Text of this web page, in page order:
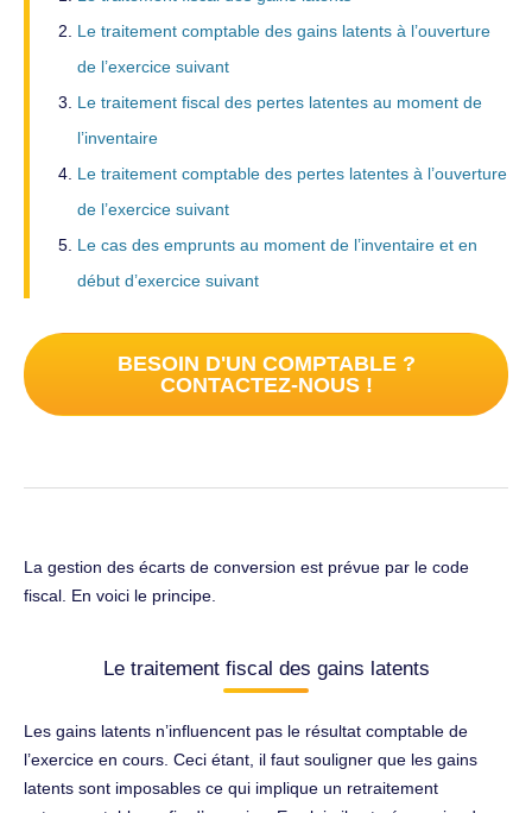
Le traitement comptable des gains latents à l’ouverture
de l’exercice suivant
Le traitement fiscal des pertes latentes au moment de
l’inventaire
Le traitement comptable des pertes latentes à l’ouverture
de l’exercice suivant
Le cas des emprunts au moment de l’inventaire et en
début d’exercice suivant
BESOIN D'UN COMPTABLE ?
CONTACTEZ-NOUS !
La gestion des écarts de conversion est prévue par le code
fiscal. En voici le principe.
Le traitement fiscal des gains latents
Les gains latents n’influencent pas le résultat comptable de
l’exercice en cours. Ceci étant, il faut souligner que les gains
latents sont imposables ce qui implique un retraitement